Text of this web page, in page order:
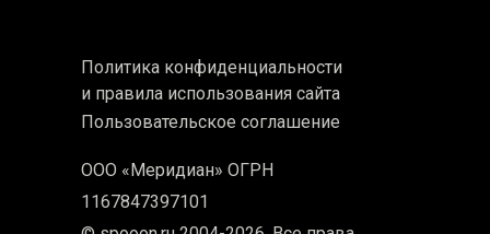
ООО «Меридиан» ОГРН
1167847397101
Политика конфиденциальности
и правила использования сайта
Пользовательское соглашение